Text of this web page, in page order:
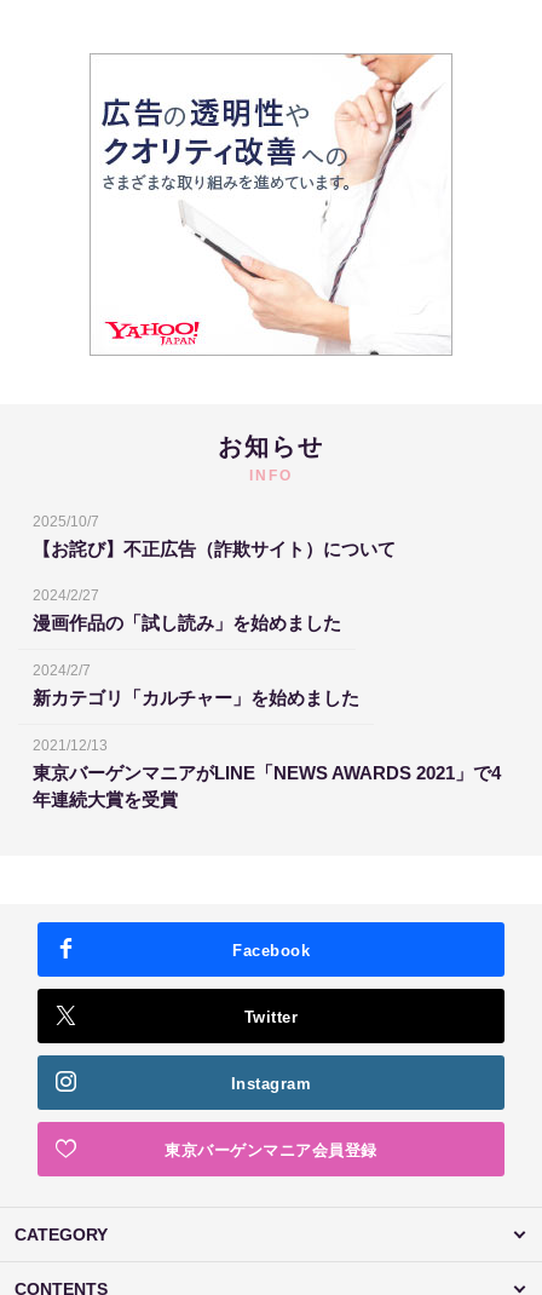
お知らせ
INFO
2025/10/7
【お詫び】不正広告（詐欺サイト）について
2024/2/27
漫画作品の「試し読み」を始めました
2024/2/7
新カテゴリ「カルチャー」を始めました
2021/12/13
東京バーゲンマニアがLINE「NEWS AWARDS 2021」で4
年連続大賞を受賞
Facebook
Twitter
Instagram
東京バーゲンマニア会員登録
CATEGORY
CONTENTS